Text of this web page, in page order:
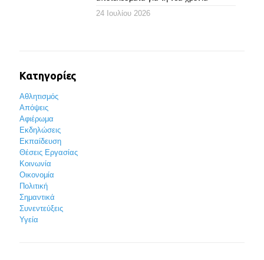
24 Ιουλίου 2026
Κατηγορίες
Αθλητισμός
Απόψεις
Αφιέρωμα
Εκδηλώσεις
Εκπαίδευση
Θέσεις Εργασίας
Κοινωνία
Οικονομία
Πολιτική
Σημαντικά
Συνεντεύξεις
Υγεία